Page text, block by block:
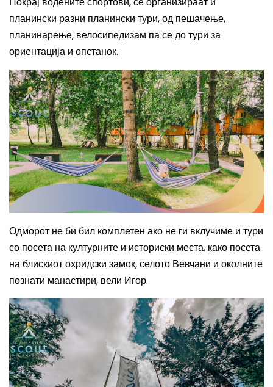
планински разни планински тури, од пешачење,
планинарење, велосипедизам па се до тури за
ориентација и опстанок.
Одморот не би бил комплетен ако не ги вклучиме и тури
со посета на културните и историски места, како посета
на блискиот охридски замок, селото Вевчани и околните
познати манастири, вели Игор.